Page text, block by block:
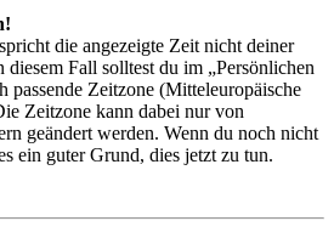
die angezeigte Zeit nicht deiner
diesem Fall solltest du im „Persönlichen
passende Zeitzone (Mitteleuropäische
Zeitzone kann dabei nur von
geändert werden. Wenn du noch nicht
ein guter Grund, dies jetzt zu tun.